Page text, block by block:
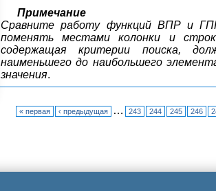
Примечание
Сравните работу функций ВПР и
поменять местами колонки и
содержащая критерии поиска,
наименьшего до наибольшего
значения.
« первая ‹ предыдущая … 243 244 245 246